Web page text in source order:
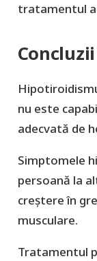
tratamentul
Concluzii
nu este
adecvată de
Simptomele
persoană la
creștere în
musculare.
Tratamentul